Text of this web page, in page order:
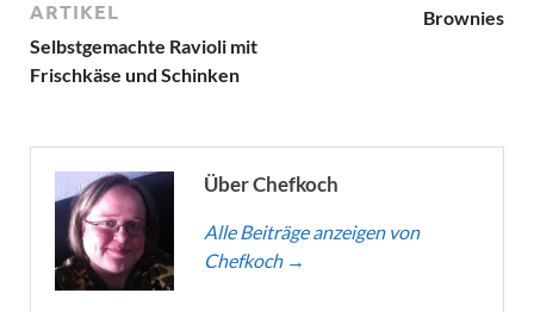
ARTIKEL
Selbstgemachte Ravioli mit
Frischkäse und Schinken
Brownies
Über Chefkoch
Alle Beiträge anzeigen von
Chefkoch →